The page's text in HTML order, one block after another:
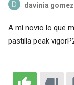
davinia
A mí novio lo que
pastilla peak